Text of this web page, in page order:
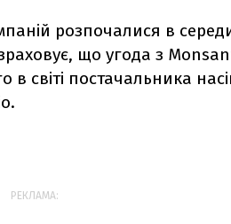
розпочалися в
що угода з
світі постачальника
РЕКЛАМА: